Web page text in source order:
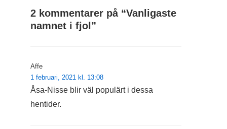
2 kommentarer på “Vanligaste
namnet i fjol”
Affe
1 februari, 2021 kl. 13:08
Åsa-Nisse blir väl populärt i dessa
hentider.